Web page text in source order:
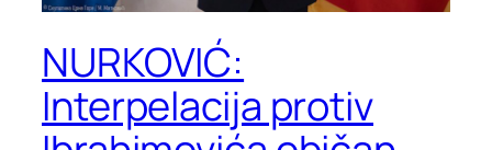
NURKOVIĆ:
Interpelacija protiv